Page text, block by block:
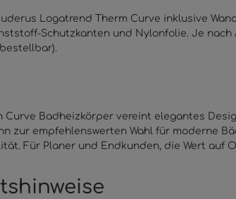
Logatrend Therm Curve inklusive
Schutzkanten und Nylonfolie. Je
Curve Badheizkörper vereint elegantes
zur empfehlenswerten Wahl für moderne
Für Planer und Endkunden, die Wert auf